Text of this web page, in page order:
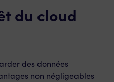
du cloud
des données
non négligeables